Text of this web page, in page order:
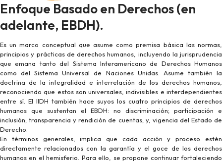
Enfoque Basado en Derechos (en
adelante, EBDH).
Es un marco conceptual que asume como premisa básica las normas,
principios y prácticas de derechos humanos, incluyendo la jurisprudencia
que emana tanto del Sistema Interamericano de Derechos Humanos
como del Sistema Universal de Naciones Unidas. Asume también la
doctrina de la integralidad e interrelación de los derechos humanos,
reconociendo que estos son universales, indivisibles e interdependientes
entre sí. El IIDH también hace suyos los cuatro principios de derechos
humanos que sustentan el EBDH: no discriminación; participación e
inclusión; transparencia y rendición de cuentas; y, vigencia del Estado de
Derecho.
En términos generales, implica que cada acción y proceso estén
directamente relacionados con la garantía y el goce de los derechos
humanos en el hemisferio. Para ello, se propone continuar fortaleciendo